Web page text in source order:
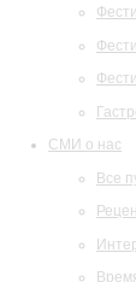
СМИ о нас
Все